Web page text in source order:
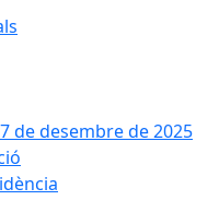
de desembre de 2025